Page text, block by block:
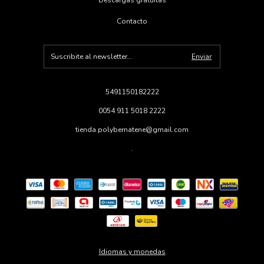
Contacto
5491150182222
0054 911 5018 2222
tienda.polybernatene@gmail.com
.
Idiomas y monedas